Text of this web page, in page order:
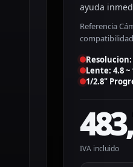
ayuda
Referencia
Lente: 4.8
1/2.8"
IVA incluido